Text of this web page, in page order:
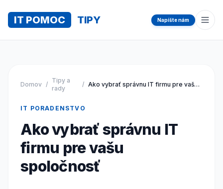
IT POMOC TIPY Napíšte nám
Domov /
Tipy a
rady
/ Ako vybrať správnu IT firmu pre vašu spoločnosť
IT PORADENSTVO
Ako vybrať správnu IT
firmu pre vašu
spoločnosť